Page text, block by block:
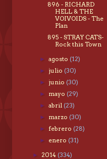
896 - RICHARD
HELL & THE
VOIVOIDS - The
Plan
895 - STRAY CATS-
Rock this Town
►agosto(12)
► julio(30)
► junio(30)
► mayo(29)
►abril(23)
► marzo(30)
►febrero(28)
► enero(31)
► 2014 (334)